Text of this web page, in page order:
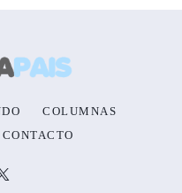
COLUMNAS
CONTACTO